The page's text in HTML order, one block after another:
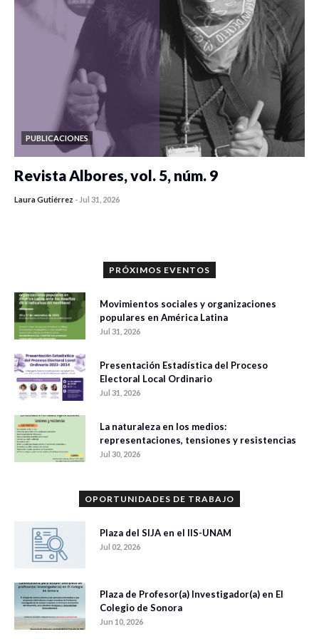
PUBLICACIONES
Revista Albores, vol. 5, núm. 9
Laura Gutiérrez - Jul 31, 2026
PRÓXIMOS EVENTOS
Movimientos sociales y organizaciones
populares en América Latina
Jul 31, 2026
Presentación Estadística del Proceso
Electoral Local Ordinario
Jul 31, 2026
La naturaleza en los medios:
representaciones, tensiones y resistencias
Jul 30, 2026
OPORTUNIDADES DE TRABAJO
Plaza del SIJA en el IIS-UNAM
Jul 02, 2026
Plaza de Profesor(a) Investigador(a) en El
Colegio de Sonora
Jun 10, 2026